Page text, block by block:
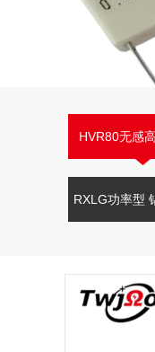
HVR80无感
RXLG功率型